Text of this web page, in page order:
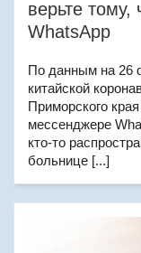
верьте тому,
WhatsApp
По данным на 26
китайской
Приморского
мессенджере
кто-то
больнице [...]